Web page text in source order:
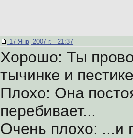
17 Янв, 2007 г. - 21:37
Хорошо: Ты
тычинке и
Плохо: Она
перебивает...
Очень плохо: ...и